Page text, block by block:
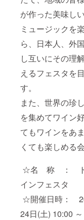
が作った美味し
ミュージックを
ら、日本人、外
し互いにその理
えるフェスタを
す。
また、世界の珍
を集めてワイン
てもワインをあ
くても楽しめる会
☆名 称 ： ト
インフェスタ
☆開催日時：
24日(土) 10:00